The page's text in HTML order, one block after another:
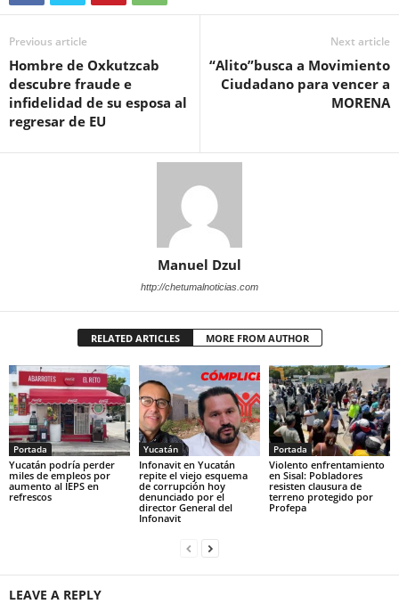
Previous article
Hombre de Oxkutzcab
descubre fraude e
infidelidad de su esposa al
regresar de EU
Next article
“Alito”busca a Movimiento
Ciudadano para vencer a
MORENA
Manuel Dzul
http://chetumalnoticias.com
RELATED ARTICLES MORE FROM AUTHOR
Portada
Yucatán podría perder
miles de empleos por
aumento al IEPS en
refrescos
Yucatán
Infonavit en Yucatán
repite el viejo esquema
de corrupción hoy
denunciado por el
director General del
Infonavit
Portada
Violento enfrentamiento
en Sisal: Pobladores
resisten clausura de
terreno protegido por
Profepa
LEAVE A REPLY